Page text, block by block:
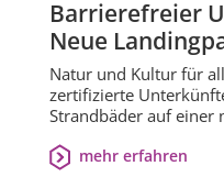
Barrierefreier
Neue
Natur und Kultur für
zertifizierte
Strandbäder auf einer
mehr erfahren